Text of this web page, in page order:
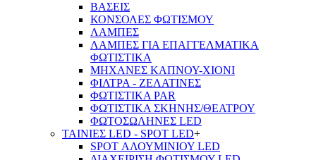
ΒΑΣΕΙΣ
ΚΟΝΣΟΛΕΣ ΦΩΤΙΣΜΟΥ
ΛΑΜΠΕΣ
ΛΑΜΠΕΣ ΓΙΑ ΕΠΑΓΓΕΛΜΑΤΙΚΑ
ΦΩΤΙΣΤΙΚΑ
ΜΗΧΑΝΕΣ ΚΑΠΝΟΥ-ΧΙΟΝΙ
ΦΙΛΤΡΑ - ΖΕΛΑΤΙΝΕΣ
ΦΩΤΙΣΤΙΚΑ PAR
ΦΩΤΙΣΤΙΚΑ ΣΚΗΝΗΣ/ΘΕΑΤΡΟΥ
ΦΩΤΟΣΩΛΗΝΕΣ LED
ΤΑΙΝΙΕΣ LED - SPOT LED+
SPOT ΑΛΟΥΜΙΝΙΟΥ LED